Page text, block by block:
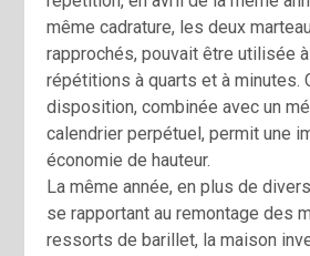
même cadrature, les deux
rapprochés, pouvait être utilisée
répétitions à quarts et à minutes.
disposition, combinée avec un
calendrier perpétuel, permit une
économie de hauteur.
La même année, en plus de
se rapportant au remontage des
ressorts de barillet, la maison